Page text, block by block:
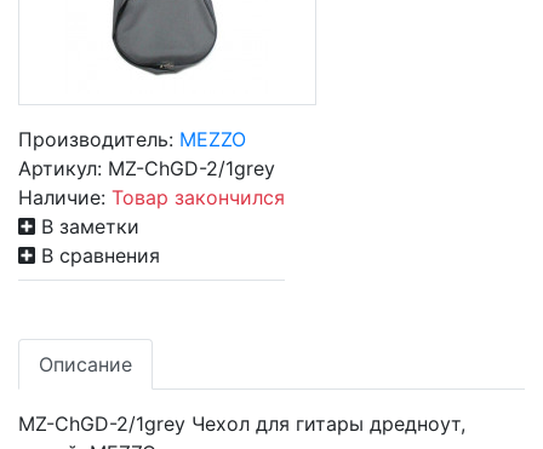
Производитель: MEZZO
Артикул: MZ-ChGD-2/1grey
Наличие: Товар закончился
В заметки
В сравнения
Описание
MZ-ChGD-2/1grey Чехол для гитары дредноут,